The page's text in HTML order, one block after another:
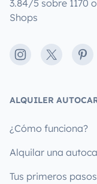
3.84/5 sobre 1170
Shops
Instagram
X
ALQUILER
¿Cómo funciona?
Alquilar una
Tus primeros